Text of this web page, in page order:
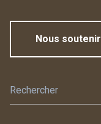
Nous soutenir